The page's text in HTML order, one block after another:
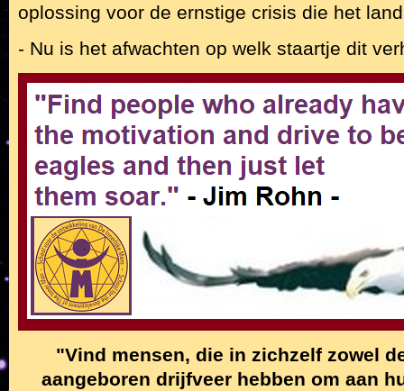
oplossing voor de ernstige crisis die het land
- Nu is het afwachten op welk staartje dit
"Vind mensen, die in zichzelf zowel
aangeboren drijfveer hebben om aan